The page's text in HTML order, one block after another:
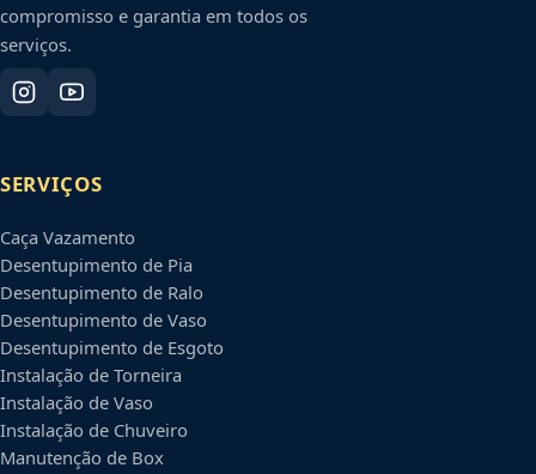
compromisso e garantia em todos os
serviços.
SERVIÇOS
Caça Vazamento
Desentupimento de Pia
Desentupimento de Ralo
Desentupimento de Vaso
Desentupimento de Esgoto
Instalação de Torneira
Instalação de Vaso
Instalação de Chuveiro
Manutenção de Box